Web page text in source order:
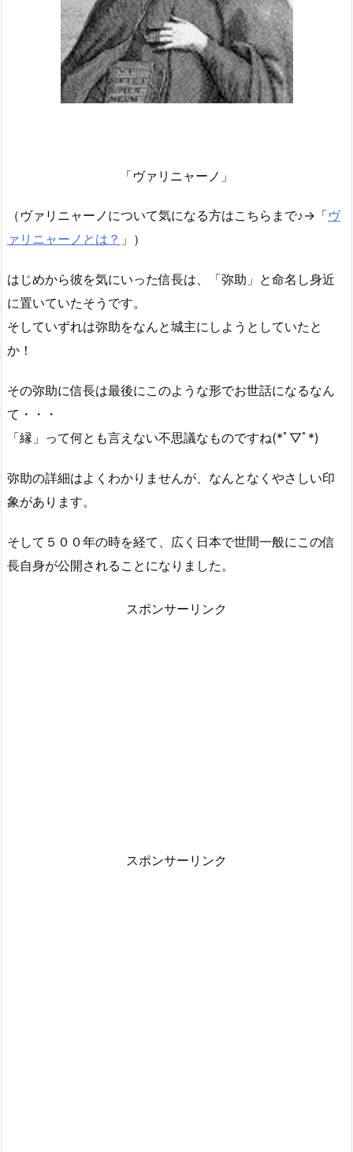
「ヴァリニャーノ」
（ヴァリニャーノについて気になる方はこちらまで♪→「ヴ
ァリニャーノとは？ 」）
はじめから彼を気にいった信長は、「弥助」と命名し身近
に置いていたそうです。
そしていずれは弥助をなんと城主にしようとしていたと
か！
その弥助に信長は最後にこのような形でお世話になるなん
て・・・
「縁」って何とも言えない不思議なものですね(*ﾟ▽ﾟ*)
弥助の詳細はよくわかりませんが、なんとなくやさしい印
象があります。
そして５００年の時を経て、広く日本で世間一般にこの信
長自身が公開されることになりました。
スポンサーリンク
スポンサーリンク